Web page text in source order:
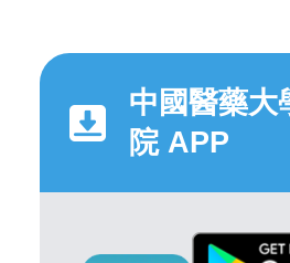
中國醫藥大
院 APP